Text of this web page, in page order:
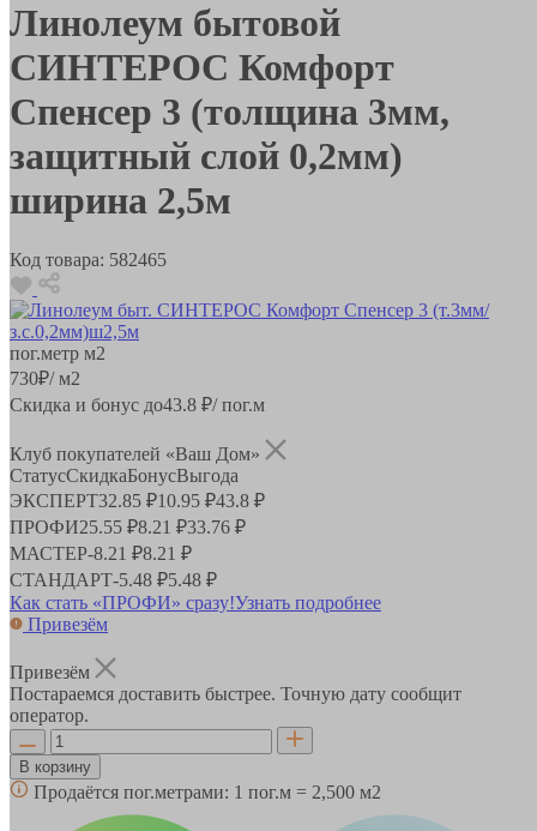
Линолеум бытовой
СИНТЕРОС Комфорт
Спенсер 3 (толщина 3мм,
защитный слой 0,2мм)
ширина 2,5м
Код товара: 582465
пог.метр м2
730₽/ м2
Скидка и бонус до43.8 ₽/ пог.м
Клуб покупателей «Ваш Дом»
СтатусСкидкаБонусВыгода
ЭКСПЕРТ32.85 ₽10.95 ₽43.8 ₽
ПРОФИ25.55 ₽8.21 ₽33.76 ₽
МАСТЕР-8.21 ₽8.21 ₽
СТАНДАРТ-5.48 ₽5.48 ₽
Как стать «ПРОФИ» сразу!Узнать подробнее
Привезём
Привезём
Постараемся доставить быстрее. Точную дату сообщит
оператор.
В корзину
Продаётся пог.метрами: 1 пог.м = 2,500 м2